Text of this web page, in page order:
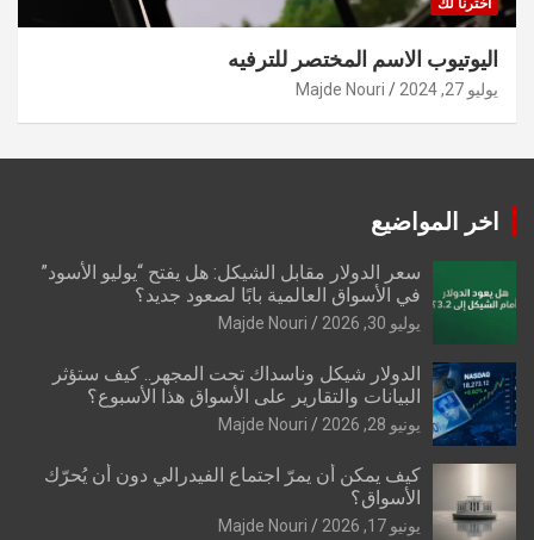
اليوتيوب الاسم المختصر للترفيه
يوليو 27, 2024 Majde Nouri
اخر المواضيع
سعر الدولار مقابل الشيكل: هل يفتح “يوليو الأسود”
في الأسواق العالمية بابًا لصعود جديد؟
يوليو 30, 2026 Majde Nouri
الدولار شيكل وناسداك تحت المجهر.. كيف ستؤثر
البيانات والتقارير على الأسواق هذا الأسبوع؟
يونيو 28, 2026 Majde Nouri
كيف يمكن أن يمرّ اجتماع الفيدرالي دون أن يُحرّك
الأسواق؟
يونيو 17, 2026 Majde Nouri